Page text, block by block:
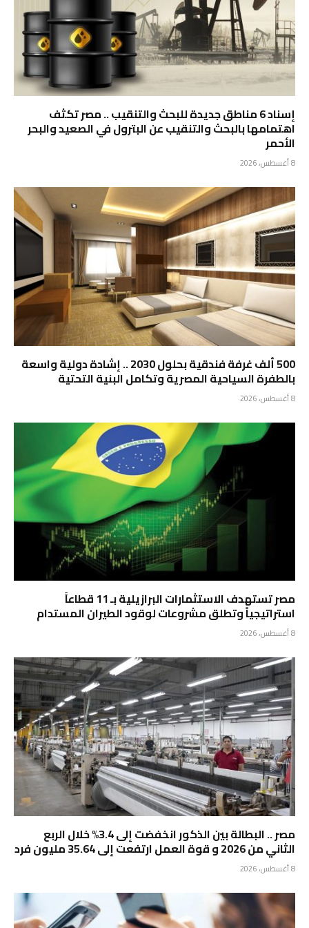
إسناد 6 مناطق جديدة للبحث والتنقيب .. مصر تكثف
اهتمامها بالبحث والتنقيب عن البترول في الصعيد والبحر
الأحمر
8 أغسطس، 2026
500 ألف غرفة فندقية بحلول 2030 .. إشادة دولية واسعة
بالطفرة السياحية المصرية وتكامل البنية التحتية
8 أغسطس، 2026
مصر تستهدف الاستثمارات البرازيلية بـ 11 قطاعاً
استراتيجياً وتطلق مشروعات لوقود الطيران المستدام
8 أغسطس، 2026
مصر .. البطالة بين الذكور انخفضت إلى 3.4% خلال الربع
الثاني من 2026 و قوة العمل ارتفعت إلى 35.64 مليون فرد
8 أغسطس، 2026